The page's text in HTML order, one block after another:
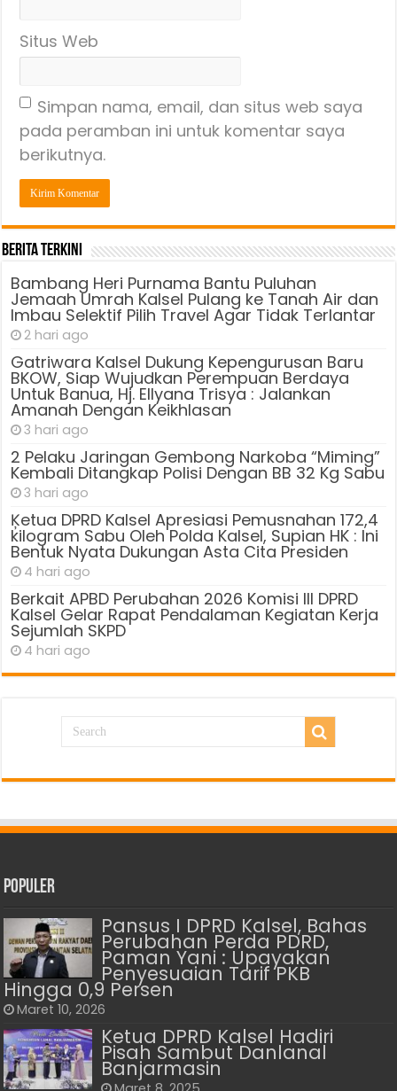
Situs Web
Simpan nama, email, dan situs web saya
pada peramban ini untuk komentar saya
berikutnya.
Berita Terkini
Bambang Heri Purnama Bantu Puluhan
Jemaah Umrah Kalsel Pulang ke Tanah Air dan
Imbau Selektif Pilih Travel Agar Tidak Terlantar
2 hari ago
Gatriwara Kalsel Dukung Kepengurusan Baru
BKOW, Siap Wujudkan Perempuan Berdaya
Untuk Banua, Hj. Ellyana Trisya : Jalankan
Amanah Dengan Keikhlasan
3 hari ago
2 Pelaku Jaringan Gembong Narkoba “Miming”
Kembali Ditangkap Polisi Dengan BB 32 Kg Sabu
3 hari ago
Ķetua DPRD Kalsel Apresiasi Pemusnahan 172,4
kilogram Sabu Oleh Polda Kalsel, Supian HK : Ini
Bentuk Nyata Dukungan Asta Cita Presiden
4 hari ago
Berkait APBD Perubahan 2026 Komisi III DPRD
Kalsel Gelar Rapat Pendalaman Kegiatan Kerja
Sejumlah SKPD
4 hari ago
Populer
Pansus I DPRD Kalsel, Bahas
Perubahan Perda PDRD,
Paman Yani : Upayakan
Penyesuaian Tarif PKB
Hingga 0,9 Persen
Maret 10, 2026
Ketua DPRD Kalsel Hadiri
Pisah Sambut Danlanal
Banjarmasin